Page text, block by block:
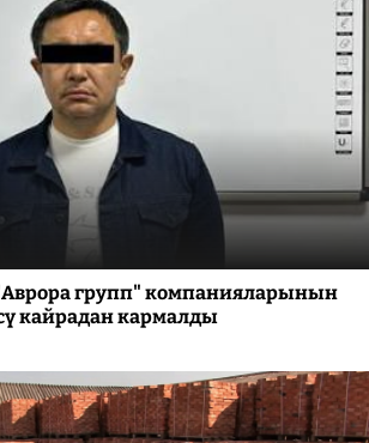
групп" компанияларынын
кайрадан кармалды